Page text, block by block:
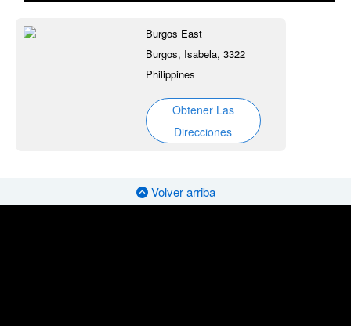
Burgos East
Burgos, Isabela, 3322
Philippines
Obtener Las
Direcciones
Volver arriba